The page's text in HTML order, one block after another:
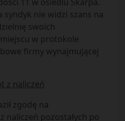
syndyk nie widzi szans na
swoich
w protokole
firmy wynajmującej
z naliczeń
zgodę na
naliczeń pozostałych po